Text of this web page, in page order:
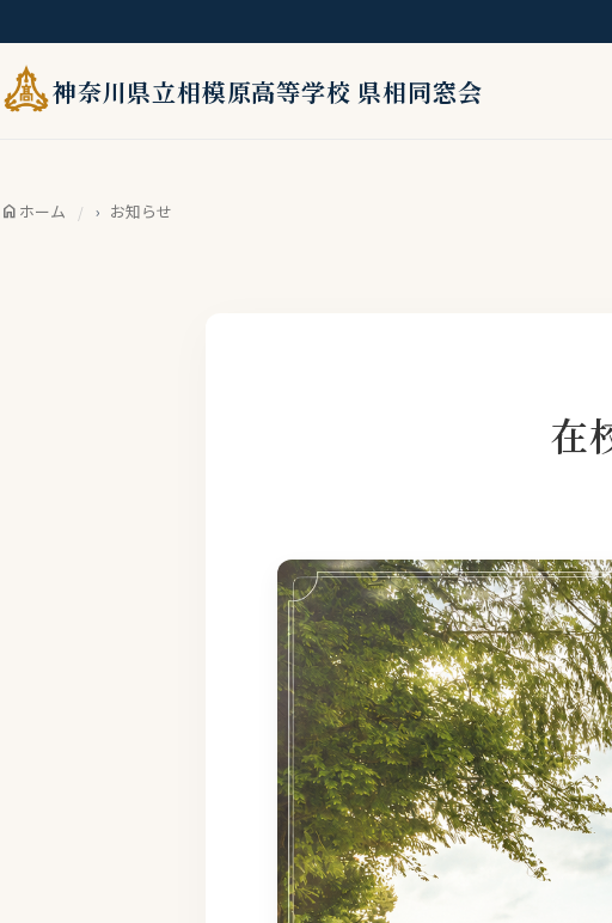
神奈川県立相模原高等学校 県相同窓会
home ホーム お知らせ
在